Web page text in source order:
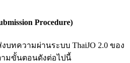
Procedure)
ทความผ่านระบบ ThaiJO 2.0 ของ
ามขั้นตอนดังต่อไปนี้